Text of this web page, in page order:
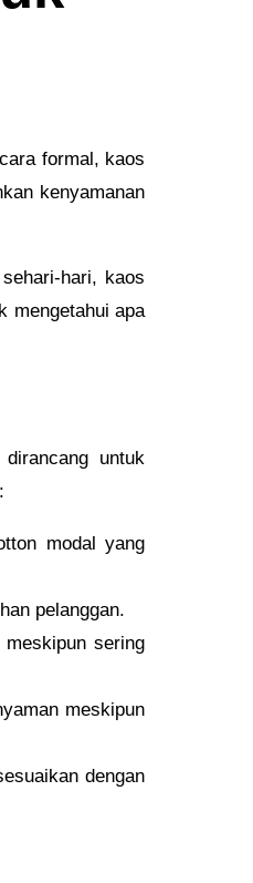
formal, kaos
kenyamanan
hari, kaos
mengetahui apa
untuk
modal yang
pelanggan.
sering
meskipun
dengan